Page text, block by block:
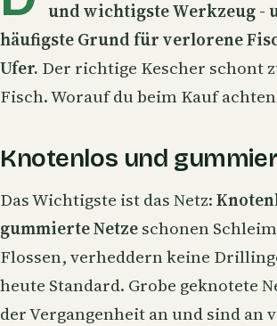
und wichtigste Werkzeug -
häufigste Grund für verlorene
Ufer. Der richtige Kescher schont
Fisch. Worauf du beim Kauf
Knotenlos und
Das Wichtigste ist das Netz:
gummierte Netzeschonen
Flossen, verheddern keine
heute Standard. Grobe geknotete
der Vergangenheit an und sind an